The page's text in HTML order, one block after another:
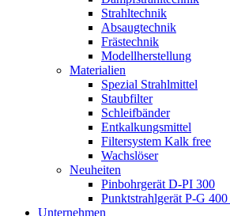
Strahltechnik
Absaugtechnik
Frästechnik
Modellherstellung
Materialien
Spezial Strahlmittel
Staubfilter
Schleifbänder
Entkalkungsmittel
Filtersystem Kalk free
Wachslöser
Neuheiten
Pinbohrgerät D-PI 300
Punktstrahlgerät P-G
Unternehmen